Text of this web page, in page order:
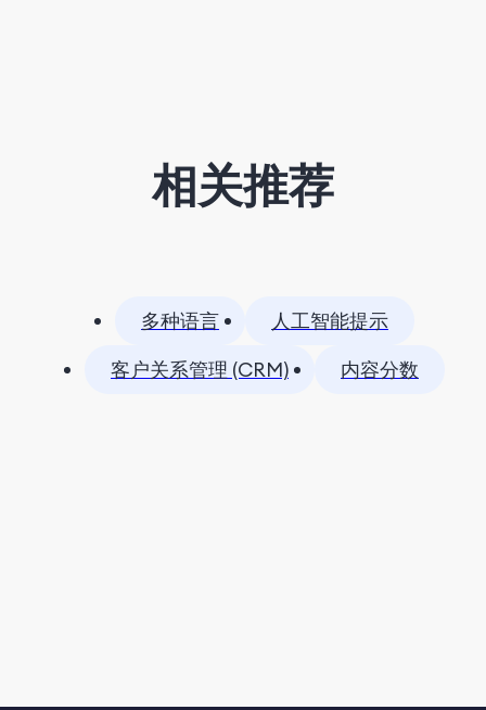
相关推荐
多种语言
人工智能提示
客户关系管理 (CRM)
内容分数